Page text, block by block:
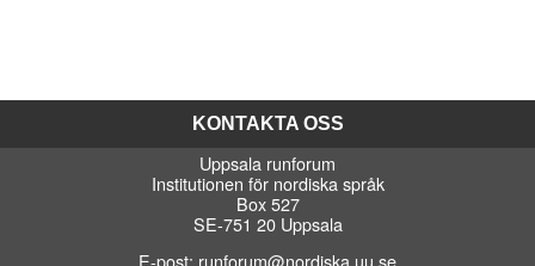
KONTAKTA OSS
Uppsala runforum
Institutionen för nordiska språk
Box 527
SE-751 20 Uppsala
E-post: runforum@nordiska.uu.se